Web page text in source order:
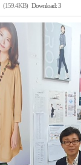
(159.4KB) Download: 3